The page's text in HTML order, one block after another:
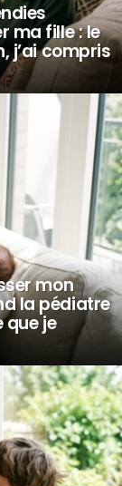
ma fille : le
j’ai compris
mon
la pédiatre
que je